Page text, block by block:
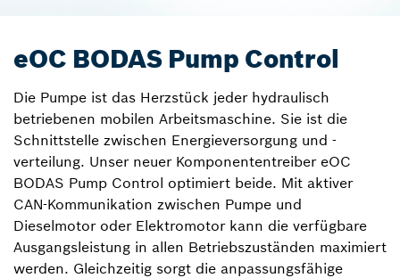
eOC BODAS Pump Control
Die Pumpe ist das Herzstück jeder hydraulisch
betriebenen mobilen Arbeitsmaschine. Sie ist die
Schnittstelle zwischen Energieversorgung und -
verteilung. Unser neuer Komponententreiber eOC
BODAS Pump Control optimiert beide. Mit aktiver
CAN-Kommunikation zwischen Pumpe und
Dieselmotor oder Elektromotor kann die verfügbare
Ausgangsleistung in allen Betriebszuständen maximiert
werden. Gleichzeitig sorgt die anpassungsfähige